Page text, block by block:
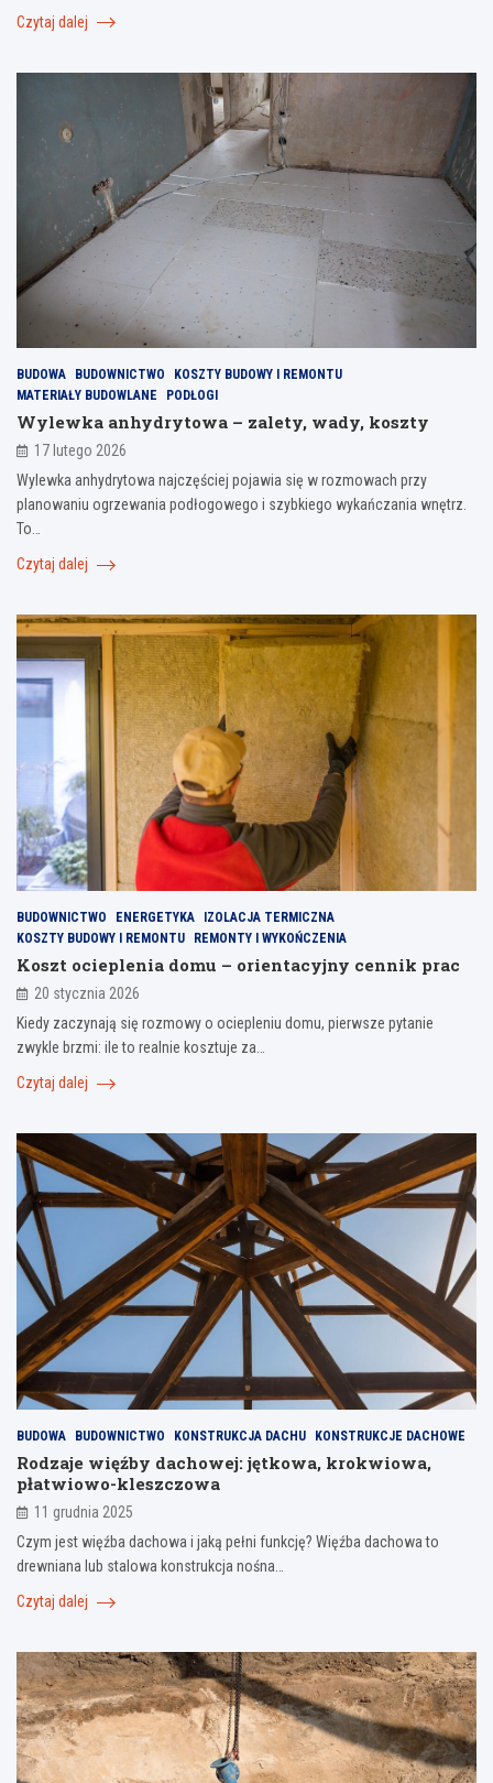
Czytaj dalej
BUDOWA BUDOWNICTWO
KOSZTY BUDOWY I REMONTU
MATERIAŁY BUDOWLANE
PODŁOGI
Wylewka anhydrytowa – zalety, wady, koszty
17 lutego 2026
Wylewka anhydrytowa najczęściej pojawia się w rozmowach przy
planowaniu ogrzewania podłogowego i szybkiego wykańczania wnętrz.
To…
Czytaj dalej
BUDOWNICTWO ENERGETYKA
IZOLACJA TERMICZNA
KOSZTY BUDOWY I REMONTU
REMONTY I WYKOŃCZENIA
Koszt ocieplenia domu – orientacyjny cennik prac
20 stycznia 2026
Kiedy zaczynają się rozmowy o ociepleniu domu, pierwsze pytanie
zwykle brzmi: ile to realnie kosztuje za…
Czytaj dalej
BUDOWA BUDOWNICTWO KONSTRUKCJA DACHU KONSTRUKCJE DACHOWE
Rodzaje więźby dachowej: jętkowa, krokwiowa,
płatwiowo-kleszczowa
11 grudnia 2025
Czym jest więźba dachowa i jaką pełni funkcję? Więźba dachowa to
drewniana lub stalowa konstrukcja nośna…
Czytaj dalej